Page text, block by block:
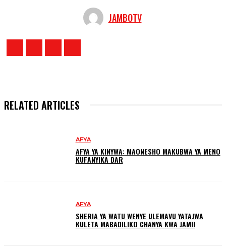
JAMBOTV
RELATED ARTICLES
AFYA
AFYA YA KINYWA: MAONESHO MAKUBWA YA MENO
KUFANYIKA DAR
AFYA
SHERIA YA WATU WENYE ULEMAVU YATAJWA
KULETA MABADILIKO CHANYA KWA JAMII